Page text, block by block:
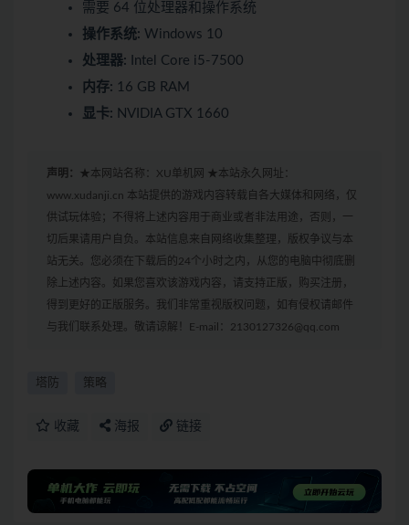
需要 64 位处理器和操作系统
操作系统: Windows 10
处理器: Intel Core i5-7500
内存: 16 GB RAM
显卡: NVIDIA GTX 1660
声明： ★本网站名称：XU单机网 ★本站永久网址：
www.xudanji.cn 本站提供的游戏内容转载自各大媒体和网络，仅
供试玩体验；不得将上述内容用于商业或者非法用途，否则，一
切后果请用户自负。本站信息来自网络收集整理，版权争议与本
站无关。您必须在下载后的24个小时之内，从您的电脑中彻底删
除上述内容。如果您喜欢该游戏内容，请支持正版，购买注册，
得到更好的正版服务。我们非常重视版权问题，如有侵权请邮件
与我们联系处理。敬请谅解！E-mail：2130127326@qq.com
塔防 策略
收藏 海报 链接